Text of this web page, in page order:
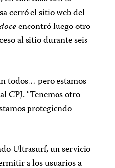
cerró el sitio web del
encontró luego otro
al sitio durante seis
todos… pero estamos
CPJ. “Tenemos otro
protegiendo
Ultrasurf, un servicio
a los usuarios a